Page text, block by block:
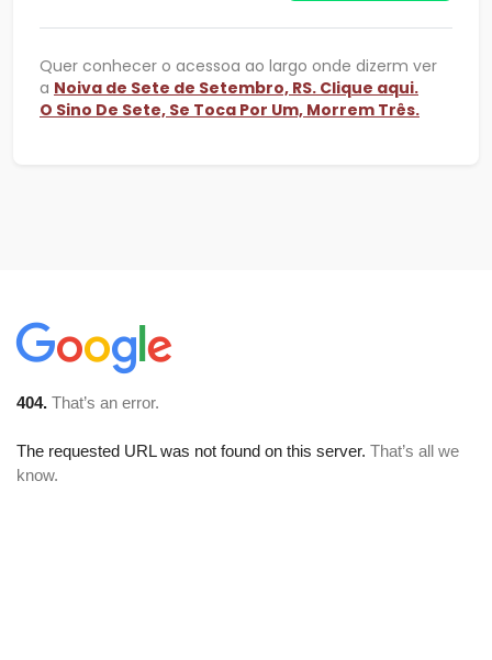
Quer conhecer o acessoa ao largo onde dizerm ver
a Noiva de Sete de Setembro, RS. Clique aqui.
O Sino De Sete, Se Toca Por Um, Morrem Três.